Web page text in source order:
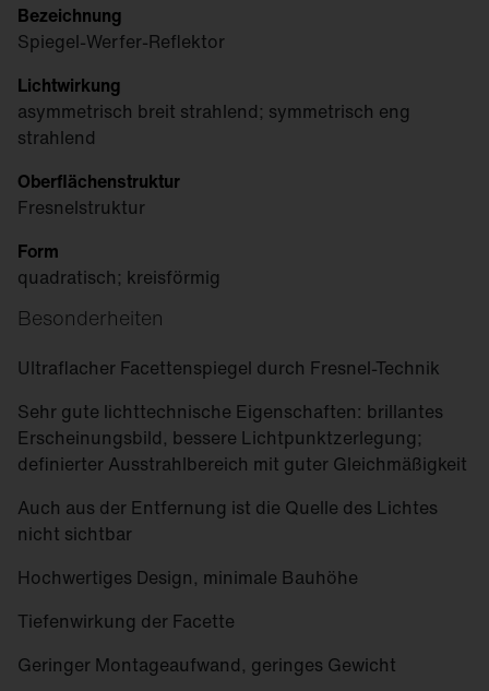
Bezeichnung
Spiegel-Werfer-Reflektor
Lichtwirkung
asymmetrisch breit strahlend; symmetrisch eng
strahlend
Oberflächenstruktur
Fresnelstruktur
Form
quadratisch; kreisförmig
Besonderheiten
Ultraflacher Facettenspiegel durch Fresnel-Technik
Sehr gute lichttechnische Eigenschaften: brillantes
Erscheinungsbild, bessere Lichtpunktzerlegung;
definierter Ausstrahlbereich mit guter Gleichmäßigkeit
Auch aus der Entfernung ist die Quelle des Lichtes
nicht sichtbar
Hochwertiges Design, minimale Bauhöhe
Tiefenwirkung der Facette
Geringer Montageaufwand, geringes Gewicht